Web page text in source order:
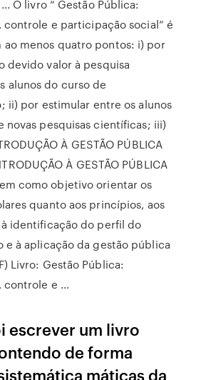
O livro “ Gestão Pública:
controle e participação social” é
menos quatro pontos: i) por
devido valor à pesquisa
alunos do curso de
ii) por estimular entre os alunos
novas pesquisas científicas; iii)
À GESTÃO PÚBLICA
À GESTÃO PÚBLICA
como objetivo orientar os
quanto aos princípios, aos
identificação do perfil do
à aplicação da gestão pública
Livro: Gestão Pública:
controle e ...
escrever um livro
de forma
máticas da